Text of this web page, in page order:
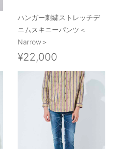
ハンガー刺繍ストレッチデ
ニムスキニーパンツ＜
Narrow＞
¥22,000